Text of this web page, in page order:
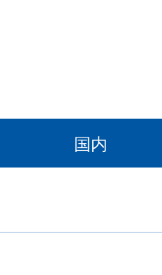
国内